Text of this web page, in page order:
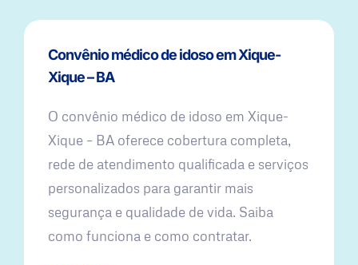
Convênio médico de idoso em Xique-
Xique – BA
O convênio médico de idoso em Xique-
Xique – BA oferece cobertura completa,
rede de atendimento qualificada e serviços
personalizados para garantir mais
segurança e qualidade de vida. Saiba
como funciona e como contratar.